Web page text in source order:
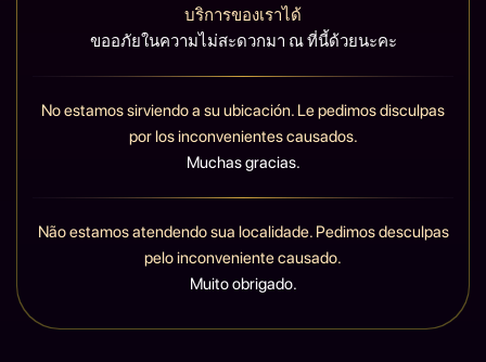
บริการของเราได้
ขออภัยในความไม่สะดวกมา ณ ที่นี้ด้วยนะคะ
No estamos sirviendo a su ubicación. Le pedimos disculpas
por los inconvenientes causados.
Muchas gracias.
Não estamos atendendo sua localidade. Pedimos desculpas
pelo inconveniente causado.
Muito obrigado.